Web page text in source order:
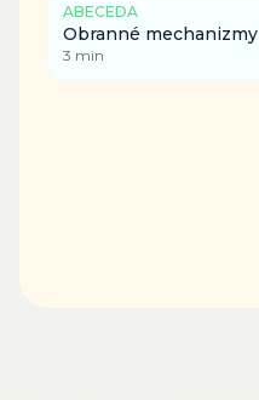
ABECEDA
Obranné mechanizmy
3 min